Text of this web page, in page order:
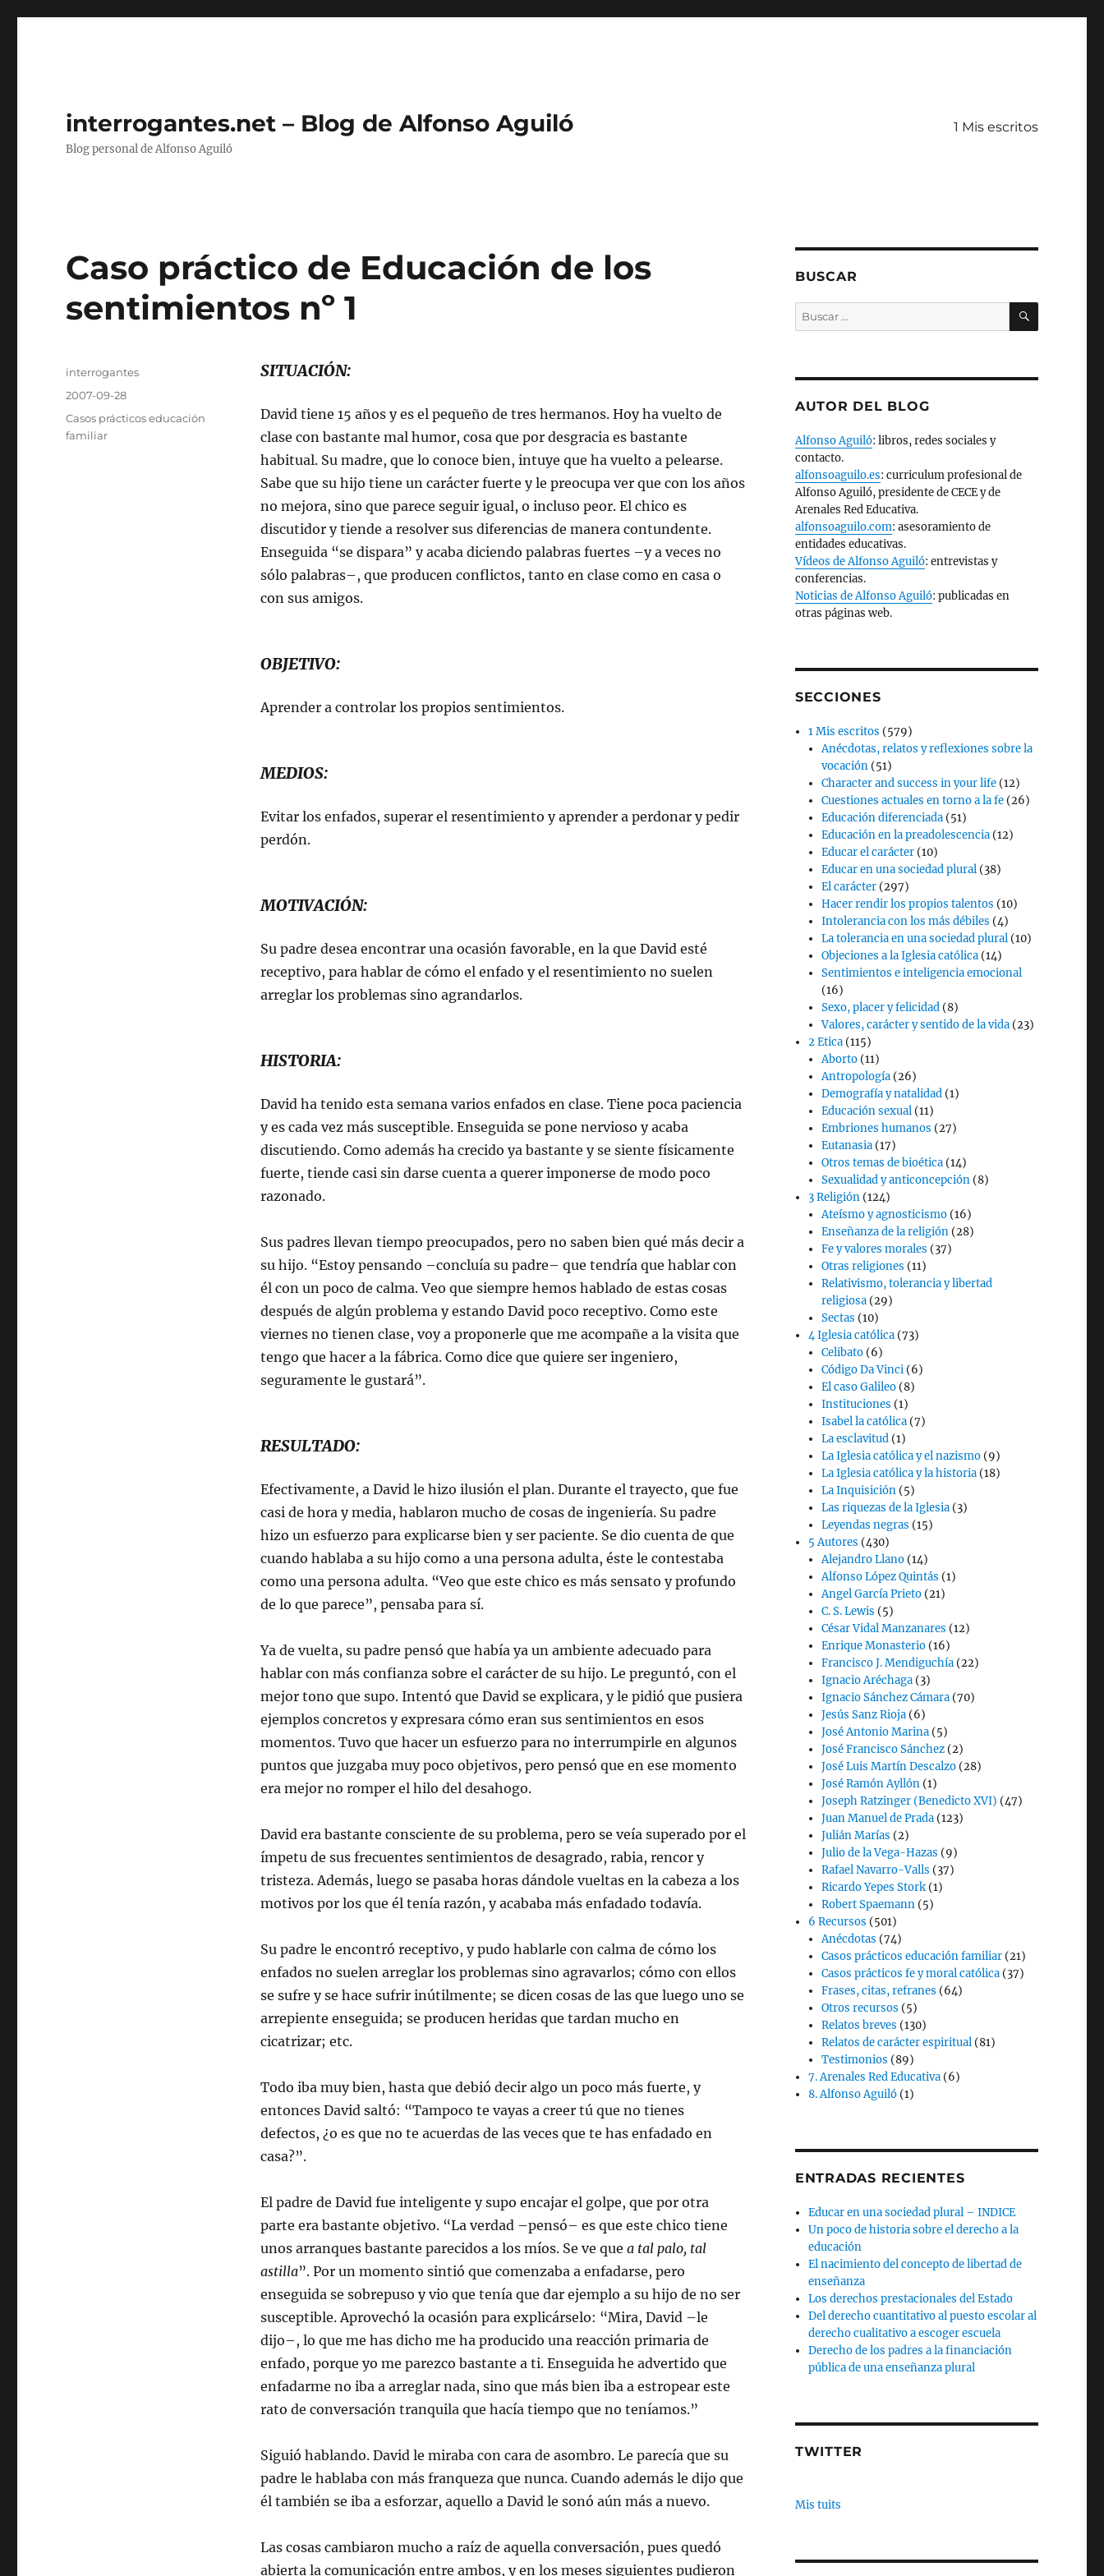
interrogantes.net – Blog de Alfonso Aguiló
Blog personal de Alfonso Aguiló
1 Mis escritos
Caso práctico de Educación de los
sentimientos nº 1
SITUACIÓN:
David tiene 15 años y es el pequeño de tres hermanos. Hoy ha vuelto de
clase con bastante mal humor, cosa que por desgracia es bastante
habitual. Su madre, que lo conoce bien, intuye que ha vuelto a pelearse.
Sabe que su hijo tiene un carácter fuerte y le preocupa ver que con los años
no mejora, sino que parece seguir igual, o incluso peor. El chico es
discutidor y tiende a resolver sus diferencias de manera contundente.
Enseguida “se dispara” y acaba diciendo palabras fuertes –y a veces no
sólo palabras–, que producen conflictos, tanto en clase como en casa o
con sus amigos.
OBJETIVO:
Aprender a controlar los propios sentimientos.
MEDIOS:
Evitar los enfados, superar el resentimiento y aprender a perdonar y pedir
perdón.
MOTIVACIÓN:
Su padre desea encontrar una ocasión favorable, en la que David esté
receptivo, para hablar de cómo el enfado y el resentimiento no suelen
arreglar los problemas sino agrandarlos.
HISTORIA:
David ha tenido esta semana varios enfados en clase. Tiene poca paciencia
y es cada vez más susceptible. Enseguida se pone nervioso y acaba
discutiendo. Como además ha crecido ya bastante y se siente físicamente
fuerte, tiende casi sin darse cuenta a querer imponerse de modo poco
razonado.
Sus padres llevan tiempo preocupados, pero no saben bien qué más decir a
su hijo. “Estoy pensando –concluía su padre– que tendría que hablar con
él con un poco de calma. Veo que siempre hemos hablado de estas cosas
después de algún problema y estando David poco receptivo. Como este
viernes no tienen clase, voy a proponerle que me acompañe a la visita que
tengo que hacer a la fábrica. Como dice que quiere ser ingeniero,
seguramente le gustará”.
RESULTADO:
Efectivamente, a David le hizo ilusión el plan. Durante el trayecto, que fue
casi de hora y media, hablaron mucho de cosas de ingeniería. Su padre
hizo un esfuerzo para explicarse bien y ser paciente. Se dio cuenta de que
cuando hablaba a su hijo como a una persona adulta, éste le contestaba
como una persona adulta. “Veo que este chico es más sensato y profundo
de lo que parece”, pensaba para sí.
Ya de vuelta, su padre pensó que había ya un ambiente adecuado para
hablar con más confianza sobre el carácter de su hijo. Le preguntó, con el
mejor tono que supo. Intentó que David se explicara, y le pidió que pusiera
ejemplos concretos y expresara cómo eran sus sentimientos en esos
momentos. Tuvo que hacer un esfuerzo para no interrumpirle en algunos
puntos que juzgaba muy poco objetivos, pero pensó que en ese momento
era mejor no romper el hilo del desahogo.
David era bastante consciente de su problema, pero se veía superado por el
ímpetu de sus frecuentes sentimientos de desagrado, rabia, rencor y
tristeza. Además, luego se pasaba horas dándole vueltas en la cabeza a los
motivos por los que él tenía razón, y acababa más enfadado todavía.
Su padre le encontró receptivo, y pudo hablarle con calma de cómo los
enfados no suelen arreglar los problemas sino agravarlos; cómo con ellos
se sufre y se hace sufrir inútilmente; se dicen cosas de las que luego uno se
arrepiente enseguida; se producen heridas que tardan mucho en
cicatrizar; etc.
Todo iba muy bien, hasta que debió decir algo un poco más fuerte, y
entonces David saltó: “Tampoco te vayas a creer tú que no tienes
defectos, ¿o es que no te acuerdas de las veces que te has enfadado en
casa?”.
El padre de David fue inteligente y supo encajar el golpe, que por otra
parte era bastante objetivo. “La verdad –pensó– es que este chico tiene
unos arranques bastante parecidos a los míos. Se ve que a tal palo, tal
astilla”. Por un momento sintió que comenzaba a enfadarse, pero
enseguida se sobrepuso y vio que tenía que dar ejemplo a su hijo de no ser
susceptible. Aprovechó la ocasión para explicárselo: “Mira, David –le
dijo–, lo que me has dicho me ha producido una reacción primaria de
enfado, porque yo me parezco bastante a ti. Enseguida he advertido que
enfadarme no iba a arreglar nada, sino que más bien iba a estropear este
rato de conversación tranquila que hacía tiempo que no teníamos.”
Siguió hablando. David le miraba con cara de asombro. Le parecía que su
padre le hablaba con más franqueza que nunca. Cuando además le dijo que
él también se iba a esforzar, aquello a David le sonó aún más a nuevo.
Las cosas cambiaron mucho a raíz de aquella conversación, pues quedó
abierta la comunicación entre ambos, y en los meses siguientes pudieron
Autor
interrogantes
Publicado
2007-09-28
Categorías
Casos prácticos educación
familiar
BUSCAR
Buscar
por:
BUSCAR
AUTOR DEL BLOG
Alfonso Aguiló: libros, redes sociales y
contacto.
alfonsoaguilo.es: curriculum profesional de
Alfonso Aguiló, presidente de CECE y de
Arenales Red Educativa.
alfonsoaguilo.com: asesoramiento de
entidades educativas.
Vídeos de Alfonso Aguiló: entrevistas y
conferencias.
Noticias de Alfonso Aguiló: publicadas en
otras páginas web.
SECCIONES
1 Mis escritos (579)
Anécdotas, relatos y reflexiones sobre la
vocación (51)
Character and success in your life (12)
Cuestiones actuales en torno a la fe (26)
Educación diferenciada (51)
Educación en la preadolescencia (12)
Educar el carácter (10)
Educar en una sociedad plural (38)
El carácter (297)
Hacer rendir los propios talentos (10)
Intolerancia con los más débiles (4)
La tolerancia en una sociedad plural (10)
Objeciones a la Iglesia católica (14)
Sentimientos e inteligencia emocional
(16)
Sexo, placer y felicidad (8)
Valores, carácter y sentido de la vida (23)
2 Etica (115)
Aborto (11)
Antropología (26)
Demografía y natalidad (1)
Educación sexual (11)
Embriones humanos (27)
Eutanasia (17)
Otros temas de bioética (14)
Sexualidad y anticoncepción (8)
3 Religión (124)
Ateísmo y agnosticismo (16)
Enseñanza de la religión (28)
Fe y valores morales (37)
Otras religiones (11)
Relativismo, tolerancia y libertad
religiosa (29)
Sectas (10)
4 Iglesia católica (73)
Celibato (6)
Código Da Vinci (6)
El caso Galileo (8)
Instituciones (1)
Isabel la católica (7)
La esclavitud (1)
La Iglesia católica y el nazismo (9)
La Iglesia católica y la historia (18)
La Inquisición (5)
Las riquezas de la Iglesia (3)
Leyendas negras (15)
5 Autores (430)
Alejandro Llano (14)
Alfonso López Quintás (1)
Angel García Prieto (21)
C. S. Lewis (5)
César Vidal Manzanares (12)
Enrique Monasterio (16)
Francisco J. Mendiguchía (22)
Ignacio Aréchaga (3)
Ignacio Sánchez Cámara (70)
Jesús Sanz Rioja (6)
José Antonio Marina (5)
José Francisco Sánchez (2)
José Luis Martín Descalzo (28)
José Ramón Ayllón (1)
Joseph Ratzinger (Benedicto XVI) (47)
Juan Manuel de Prada (123)
Julián Marías (2)
Julio de la Vega-Hazas (9)
Rafael Navarro-Valls (37)
Ricardo Yepes Stork (1)
Robert Spaemann (5)
6 Recursos (501)
Anécdotas (74)
Casos prácticos educación familiar (21)
Casos prácticos fe y moral católica (37)
Frases, citas, refranes (64)
Otros recursos (5)
Relatos breves (130)
Relatos de carácter espiritual (81)
Testimonios (89)
7. Arenales Red Educativa (6)
8. Alfonso Aguiló (1)
ENTRADAS RECIENTES
Educar en una sociedad plural – INDICE
Un poco de historia sobre el derecho a la
educación
El nacimiento del concepto de libertad de
enseñanza
Los derechos prestacionales del Estado
Del derecho cuantitativo al puesto escolar al
derecho cualitativo a escoger escuela
Derecho de los padres a la financiación
pública de una enseñanza plural
TWITTER
Mis tuits